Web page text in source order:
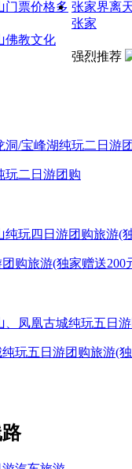
门票价格多 张家界离
张家
佛教文化
强烈推荐
玩二日游团购
购旅游(独家赠送200
玩五日游团购旅游(